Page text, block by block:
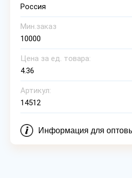
Россия
Мин.заказ
10000
Цена за ед. товара:
4.36
Артикул:
14512
Информация для